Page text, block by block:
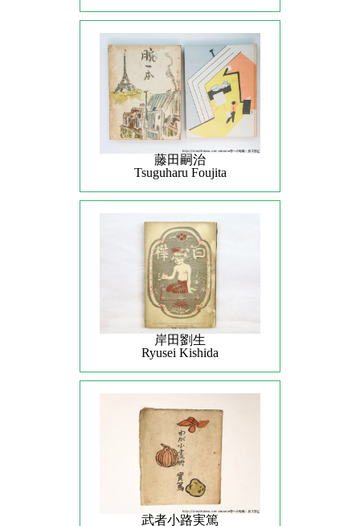
藤田嗣治
Tsuguharu Foujita
岸田劉生
Ryusei Kishida
武者小路実篤